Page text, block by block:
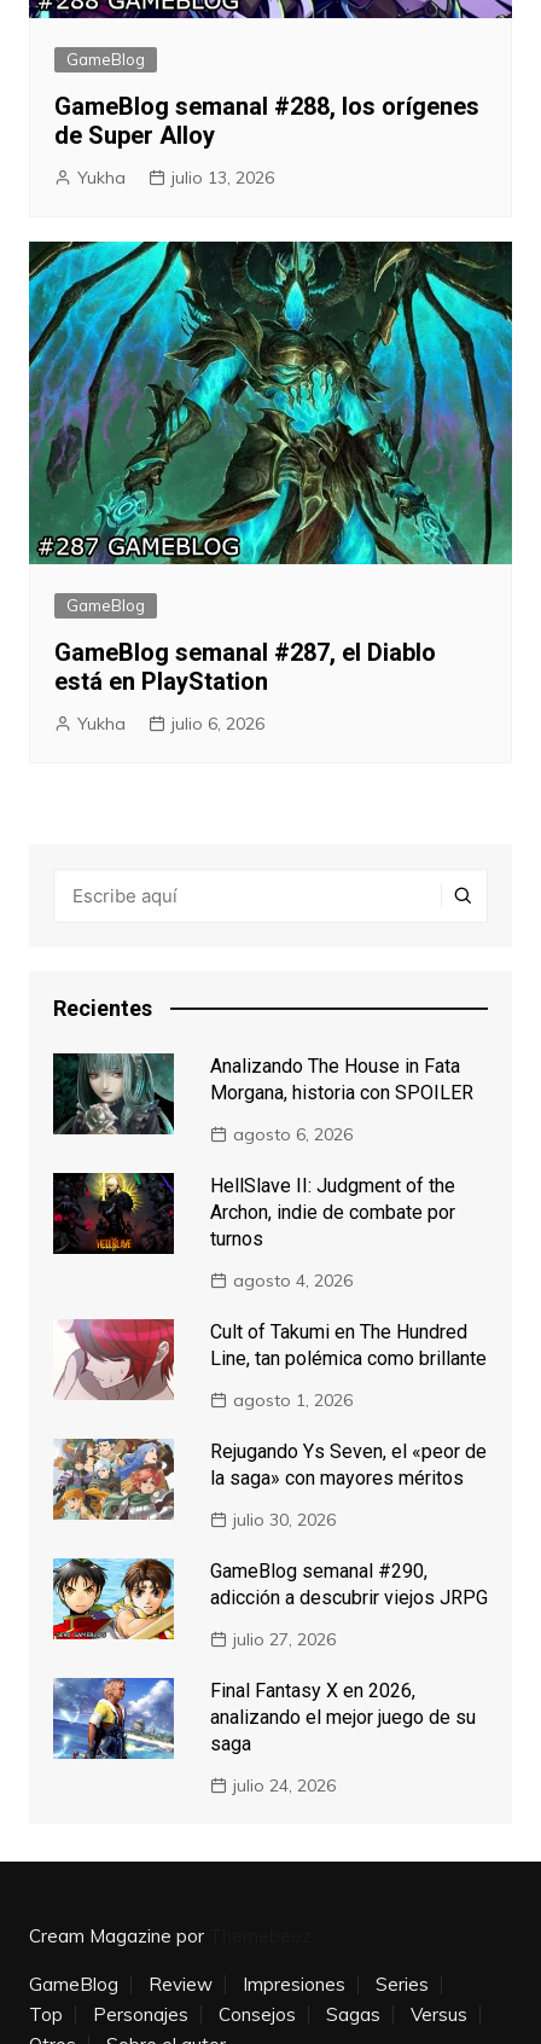
GameBlog
GameBlog semanal #288, los orígenes
de Super Alloy
Yukha julio 13, 2026
GameBlog
GameBlog semanal #287, el Diablo
está en PlayStation
Yukha julio 6, 2026
Recientes
Analizando The House in Fata
Morgana, historia con SPOILER
agosto 6, 2026
HellSlave II: Judgment of the
Archon, indie de combate por
turnos
agosto 4, 2026
Cult of Takumi en The Hundred
Line, tan polémica como brillante
agosto 1, 2026
Rejugando Ys Seven, el «peor de
la saga» con mayores méritos
julio 30, 2026
GameBlog semanal #290,
adicción a descubrir viejos JRPG
julio 27, 2026
Final Fantasy X en 2026,
analizando el mejor juego de su
saga
julio 24, 2026
Cream Magazine por
GameBlog Review Impresiones
Series
Top
Personajes Consejos Sagas
Versus